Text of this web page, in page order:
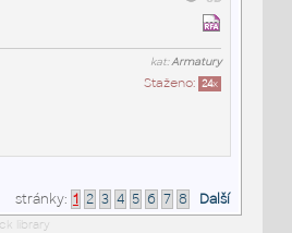
kat:Armatury
Staženo: 24x
stránky: 1 2 3 4 5 6 7 8 Další
library